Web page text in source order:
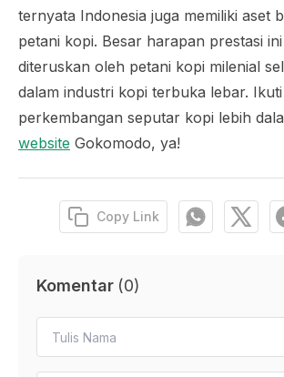
ternyata Indonesia juga memiliki aset
petani kopi. Besar harapan prestasi
diteruskan oleh petani kopi milenial
dalam industri kopi terbuka lebar. Ikuti
perkembangan seputar kopi lebih
website Gokomodo, ya!
Copy Link
Komentar (0)